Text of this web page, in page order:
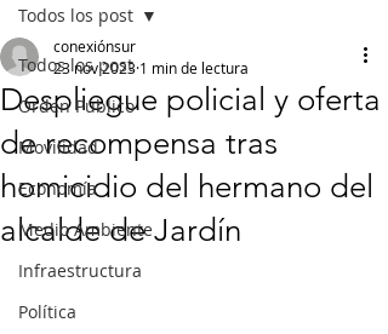
Todos los post
Orden Público
Movilidad
Economía
Medio Ambiente
Infraestructura
Política
Todos los post
Despliegue policial y oferta
de recompensa tras
homicidio del hermano del
alcalde de Jardín
conexiónsur
23 nov 2023 1 min de lectura